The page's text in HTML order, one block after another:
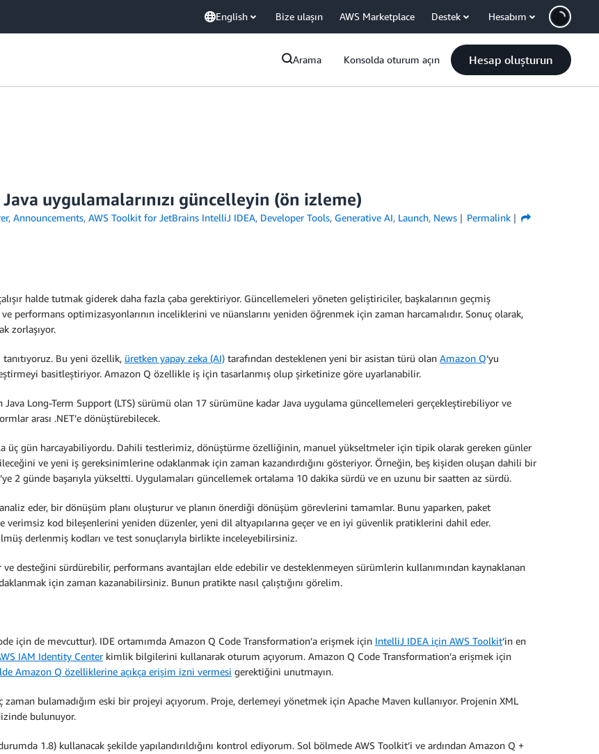
English Bize ulaşın AWS Marketplace Destek Hesabım
Arama Konsolda oturum açın Hesap oluşturun
uygulamalarınızı güncelleyin (ön izleme)
, Announcements, AWS Toolkit for JetBrains IntelliJ IDEA, Developer Tools, Generative AI, Launch, News
Permalink
halde tutmak giderek daha fazla çaba gerektiriyor. Güncellemeleri yöneten geliştiriciler, başkalarının geçmiş
performans optimizasyonlarının inceliklerini ve nüanslarını yeniden öğrenmek için zaman harcamalıdır. Sonuç olarak,
zorlaşıyor.
tanıtıyoruz. Bu yeni özellik, üretken yapay zeka (AI) tarafından desteklenen yeni bir asistan türü olan Amazon Q‘yu
basitleştiriyor. Amazon Q özellikle iş için tasarlanmış olup şirketinize göre uyarlanabilir.
Long-Term Support (LTS) sürümü olan 17 sürümüne kadar Java uygulama güncellemeleri gerçekleştirebiliyor ve
arası .NET’e dönüştürebilecek.
üç gün harcayabiliyordu. Dahili testlerimiz, dönüştürme özelliğinin, manuel yükseltmeler için tipik olarak gereken günler
ve yeni iş gereksinimlerine odaklanmak için zaman kazandırdığını gösteriyor. Örneğin, beş kişiden oluşan dahili bir
2 günde başarıyla yükseltti. Uygulamaları güncellemek ortalama 10 dakika sürdü ve en uzunu bir saatten az sürdü.
eder, bir dönüşüm planı oluşturur ve planın önerdiği dönüşüm görevlerini tamamlar. Bunu yaparken, paket
ve verimsiz kod bileşenlerini yeniden düzenler, yeni dil altyapılarına geçer ve en iyi güvenlik pratiklerini dahil eder.
derlenmiş kodları ve test sonuçlarıyla birlikte inceleyebilirsiniz.
desteğini sürdürebilir, performans avantajları elde edebilir ve desteklenmeyen sürümlerin kullanımından kaynaklanan
için zaman kazanabilirsiniz. Bunun pratikte nasıl çalıştığını görelim.
için de mevcuttur). IDE ortamımda Amazon Q Code Transformation’a erişmek için IntelliJ IDEA için AWS Toolkit‘in en
IAM Identity Centerkimlik bilgilerini kullanarak oturum açıyorum. Amazon Q Code Transformation’a erişmek için
Amazon Q özelliklerine açıkça erişim izni vermesi gerektiğini unutmayın.
bulamadığım eski bir projeyi açıyorum. Proje, derlemeyi yönetmek için Apache Maven kullanıyor. Projenin XML
bulunuyor.
1.8) kullanacak şekilde yapılandırıldığını kontrol ediyorum. Sol bölmede AWS Toolkit’i ve ardından Amazon Q +